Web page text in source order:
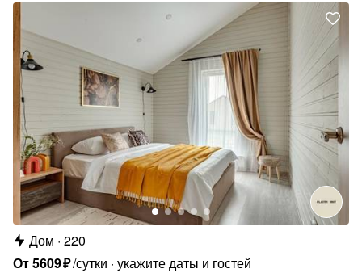
Дом 220
От5609₽/сутки укажите даты и гостей